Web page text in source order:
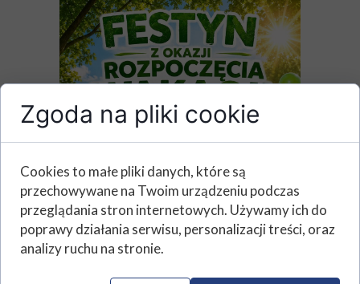
Zgoda na pliki cookie
Cookies to małe pliki danych, które są
przechowywane na Twoim urządzeniu podczas
przeglądania stron internetowych. Używamy ich do
poprawy działania serwisu, personalizacji treści, oraz
analizy ruchu na stronie.